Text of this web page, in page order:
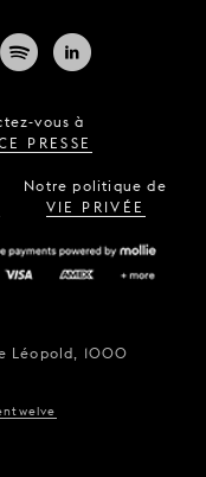
vous à
PRESSE
Notre politique de
VIE PRIVÉE
Léopold, 1000